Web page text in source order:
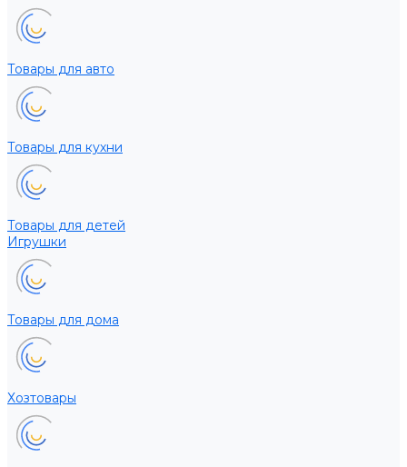
Товары для авто
Товары для кухни
Товары для детей
Игрушки
Товары для дома
Хозтовары